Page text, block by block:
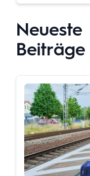
Neueste
Beiträge